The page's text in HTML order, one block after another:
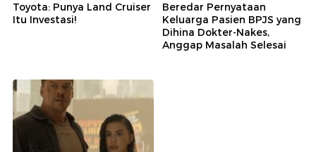
Toyota: Punya Land Cruiser
Itu Investasi!
Beredar Pernyataan
Keluarga Pasien BPJS yang
Dihina Dokter-Nakes,
Anggap Masalah Selesai